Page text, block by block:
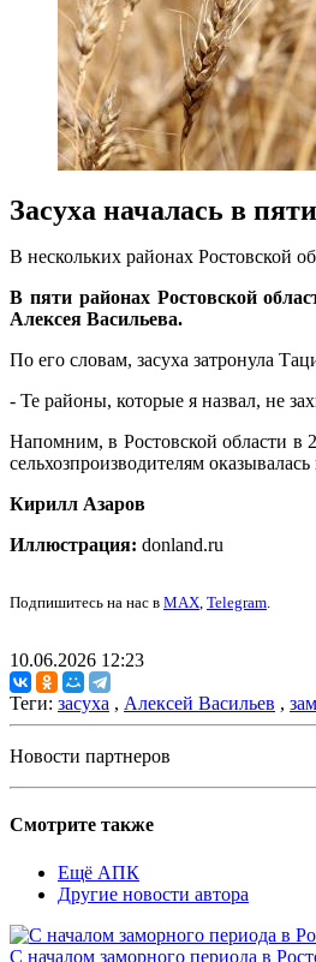
Засуха началась в
В нескольких районах Ростовской
В пяти районах Ростовской
Алексея Васильева.
По его словам, засуха затронула
- Те районы, которые я назвал, не
Напомним, в Ростовской области в
сельхозпроизводителям
Кирилл Азаров
Иллюстрация: donland.ru
Подпишитесь на нас в MAX, Telegram.
10.06.2026 12:23
Теги: засуха , Алексей Васильев ,
Новости партнеров
Смотрите также
Ещё АПК
Другие новости автора
С началом заморного периода в